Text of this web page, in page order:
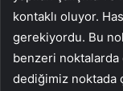
kontaklı oluyor.
gerekiyordu. Bu
benzeri noktalarda
dediğimiz noktada